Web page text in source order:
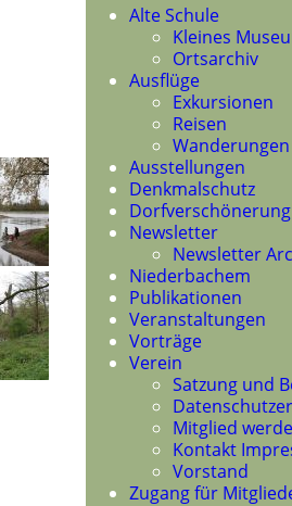
Navigation
überspringen
Alte Schule
Kleines
Ortsarchiv
Ausflüge
Exkursionen
Reisen
Wanderungen
Ausstellungen
Denkmalschutz
Dorfverschönerung
Newsletter
Newsletter
Niederbachem
Publikationen
Veranstaltungen
Vorträge
Verein
Satzung und
Mitglied
Kontakt
Vorstand
Zugang für